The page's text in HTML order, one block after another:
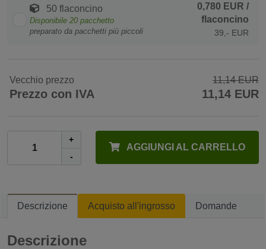
50 flaconcino
Disponibile 20 pacchetto
preparato da pacchetti più piccoli
0,780 EUR /
flaconcino
39,- EUR
Vecchio prezzo 11,14 EUR
Prezzo con IVA 11,14 EUR
+
-
AGGIUNGI AL CARRELLO
Descrizione Acquisto all'ingrosso Domande
Descrizione